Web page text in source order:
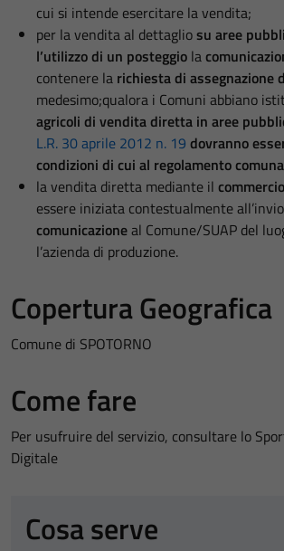
cui si intende esercitare la vendita;
per la vendita al dettagliosu aree
l’utilizzo di un posteggio la
contenere la richiesta di assegnazione
medesimo;qualora i Comuni abbiano
agricoli di vendita diretta in aree
L.R. 30 aprile 2012 n. 19 dovranno
condizioni di cui al regolamento
la vendita diretta mediante il
essere iniziata contestualmente
comunicazioneal Comune/SUAP del
l’azienda di produzione.
Copertura Geografica
Comune di SPOTORNO
Come fare
Per usufruire del servizio, consultare lo
Digitale
Cosa serve